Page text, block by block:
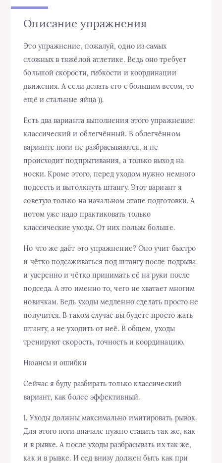
Описание упражнения
Это упражнение, пожалуй, одно из самых
сложных в тяжёлой атлетике. Ведь оно требует
большой скорости, гибкости и координации
движения. А если делать его с большим весом, то
ещё и стальные яйца )).
Есть два варианта выполнения этого упражнение:
классический и облегчённый. В облегчённом
варианте ноги не разбрасываются, и не
происходит подпрыгивания, а только выход на
носки. Кроме этого, перед уходом нужно немного
подсесть и вытолкнуть штангу. Этот вариант я
советую только на начальном этапе подготовки. А
потом уже надо практиковать только
классические уходы. От них пользы больше.
Но что же даёт это упражнение? Оно учит быстро
и чётко подсаживаться под штангу после подрыва
и уверенно и чётко принимать её на руки после
подседа. А это именно то, чего не хватает многим
новичкам. Ведь уходы медленно сделать просто не
получится. В таком случае вы будете просто жать
штангу, а не уходить от неё. В общем, уходы
тренируют скорость, точность и координацию.
Нюансы и ошибки
Сейчас я буду разбирать только классический
вариант, как более эффективный.
1. Уходы должны максимально имитировать рывок.
Для этого ноги вначале нужно ставить так же, как
и в рывке. А после уходы разбрасывать их так же,
как и в рывке. И сед внизу должен быть как при